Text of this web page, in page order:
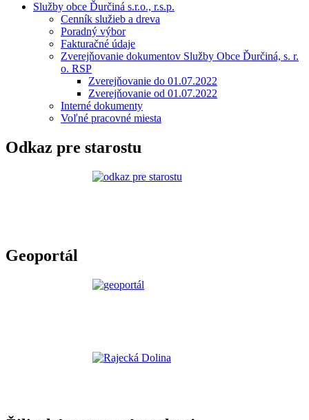
Služby obce Ďurčiná s.r.o., r.s.p.
Cenník služieb a dreva
Poradný výbor
Fakturačné údaje
Zverejňovanie dokumentov Služby Obce Ďurčiná, s. r.
o. RSP
Zverejňovanie do 01.07.2022
Zverejňovanie od 01.07.2022
Interné dokumenty
Voľné pracovné miesta
Odkaz pre starostu
Geoportál